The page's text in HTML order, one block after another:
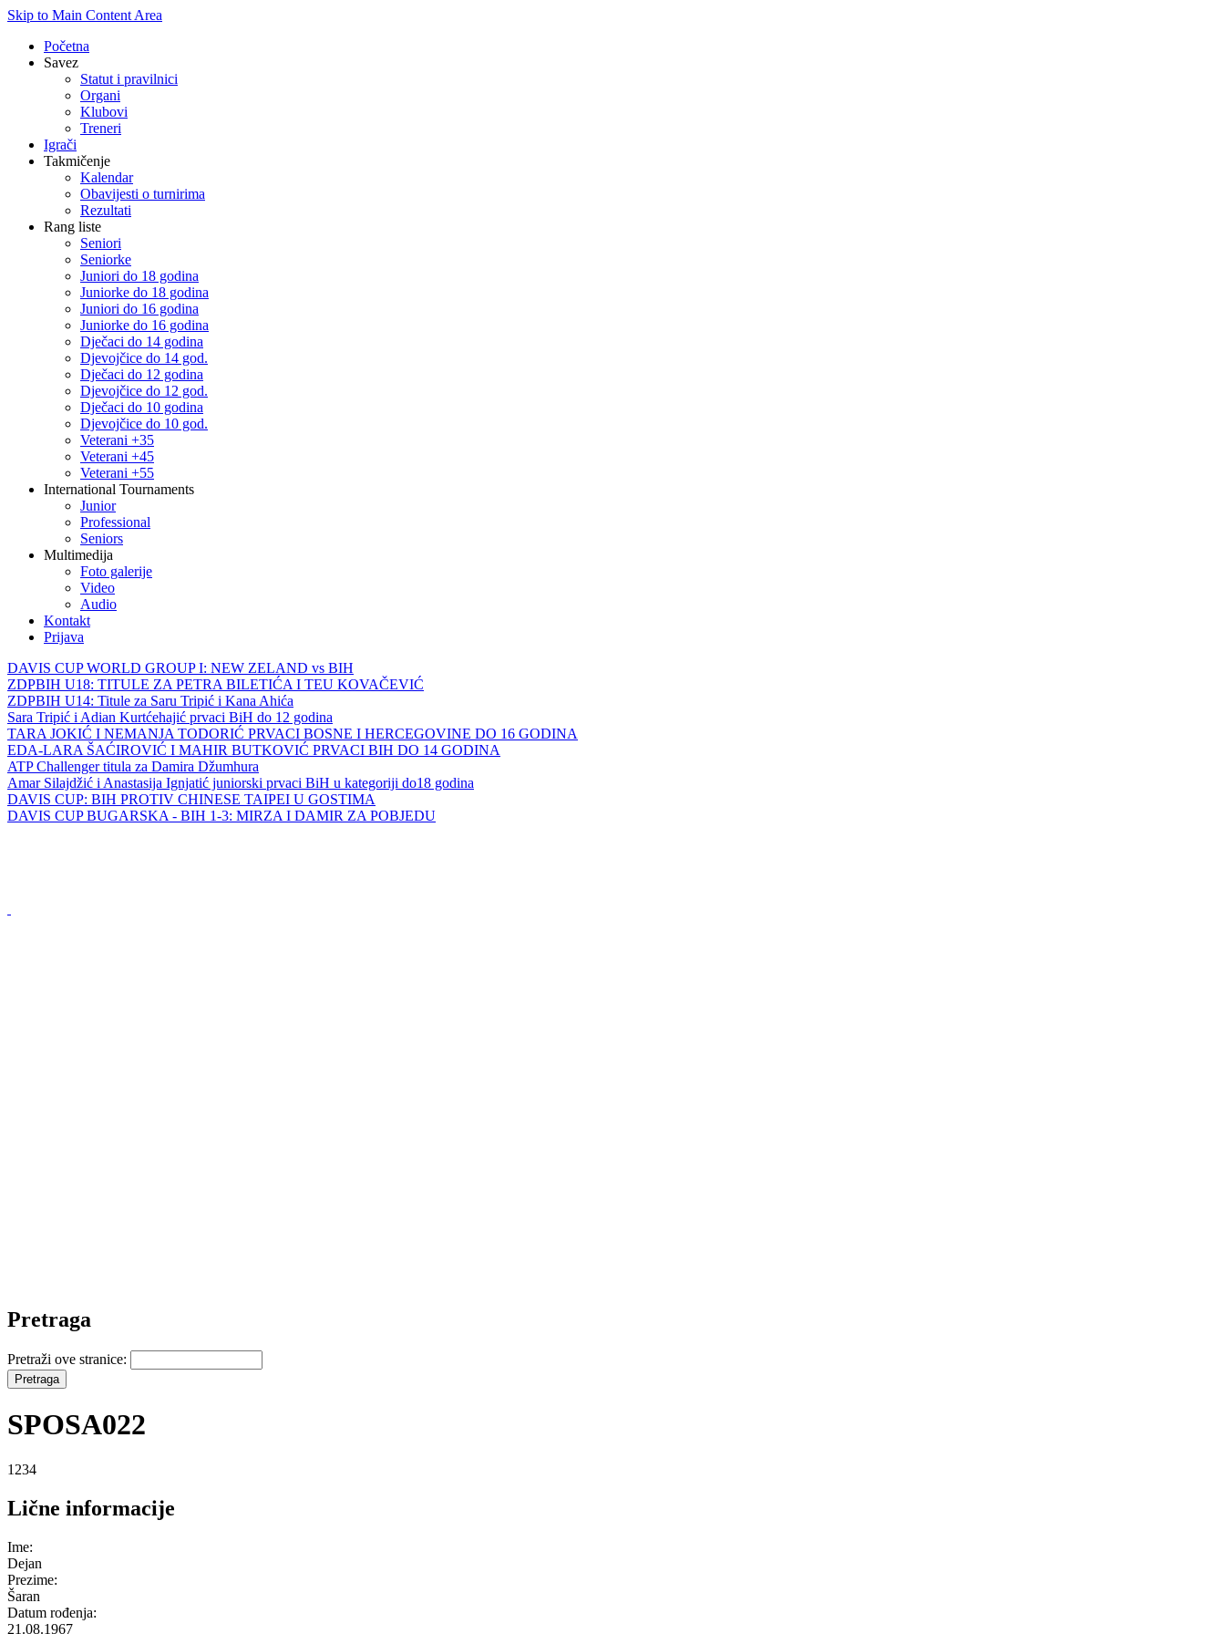
Skip to Main Content Area
Početna
Savez
Statut i pravilnici
Organi
Klubovi
Treneri
Igrači
Takmičenje
Kalendar
Obavijesti o turnirima
Rezultati
Rang liste
Seniori
Seniorke
Juniori do 18 godina
Juniorke do 18 godina
Juniori do 16 godina
Juniorke do 16 godina
Dječaci do 14 godina
Djevojčice do 14 god.
Dječaci do 12 godina
Djevojčice do 12 god.
Dječaci do 10 godina
Djevojčice do 10 god.
Veterani +35
Veterani +45
Veterani +55
International Tournaments
Junior
Professional
Seniors
Multimedija
Foto galerije
Video
Audio
Kontakt
Prijava
DAVIS CUP WORLD GROUP I: NEW ZELAND vs BIH
ZDPBIH U18: TITULE ZA PETRA BILETIĆA I TEU KOVAČEVIĆ
ZDPBIH U14: Titule za Saru Tripić i Kana Ahića
Sara Tripić i Adian Kurtćehajić prvaci BiH do 12 godina
TARA JOKIĆ I NEMANJA TODORIĆ PRVACI BOSNE I HERCEGOVINE DO 16 GODINA
EDA-LARA ŠAĆIROVIĆ I MAHIR BUTKOVIĆ PRVACI BIH DO 14 GODINA
ATP Challenger titula za Damira Džumhura
Amar Silajdžić i Anastasija Ignjatić juniorski prvaci BiH u kategoriji do18 godina
DAVIS CUP: BIH PROTIV CHINESE TAIPEI U GOSTIMA
DAVIS CUP BUGARSKA - BIH 1-3: MIRZA I DAMIR ZA POBJEDU
Pretraga
Pretraži ove stranice:
SPOSA022
1234
Lične informacije
Ime:
Dejan
Prezime:
Šaran
Datum rođenja:
21.08.1967